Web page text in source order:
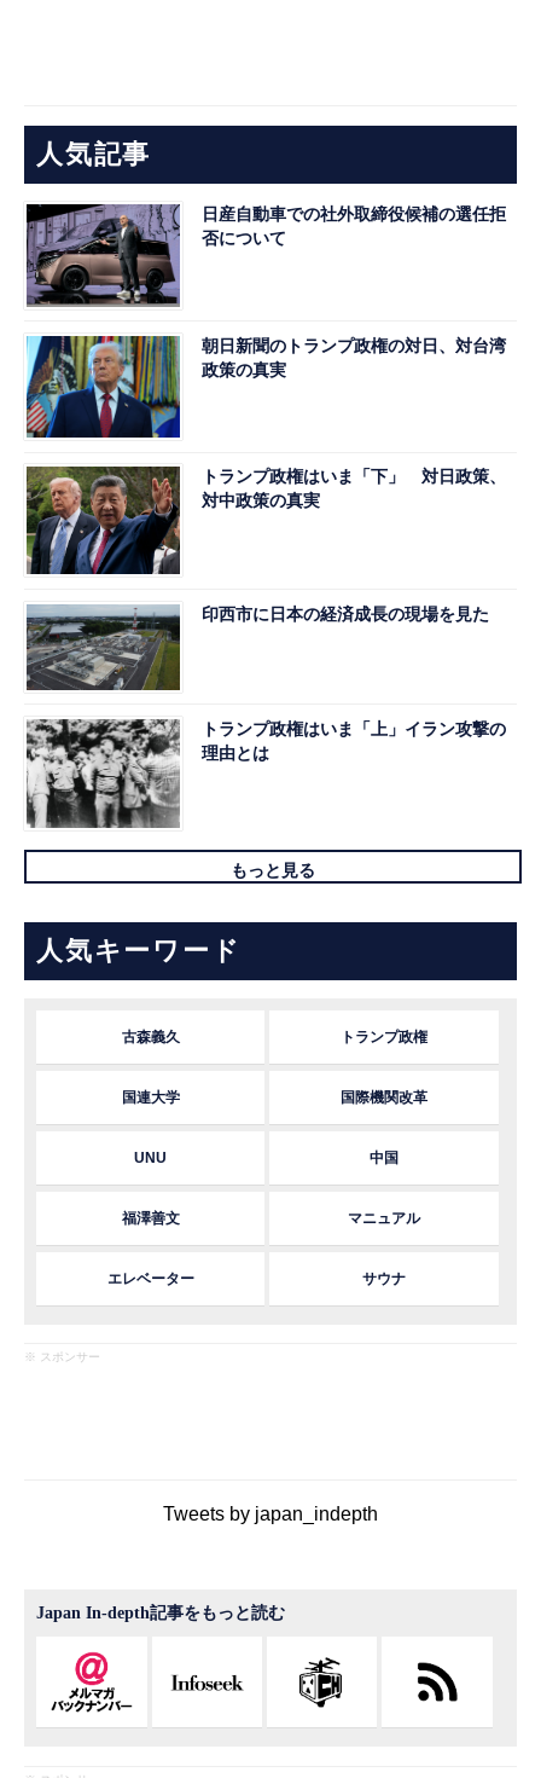
人気記事
日産自動車での社外取締役候補の選任拒
否について
朝日新聞のトランプ政権の対日、対台湾
政策の真実
トランプ政権はいま「下」 対日政策、
対中政策の真実
印西市に日本の経済成長の現場を見た
トランプ政権はいま「上」イラン攻撃の
理由とは
もっと見る
人気キーワード
古森義久 トランプ政権
国連大学 国際機関改革
UNU 中国
福澤善文 マニュアル
エレベーター サウナ
※ スポンサー
Tweets by japan_indepth
Japan In-depth記事をもっと読む